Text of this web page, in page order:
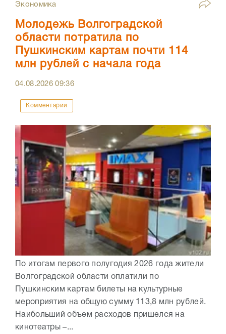
Экономика
Молодежь Волгоградской
области потратила по
Пушкинским картам почти 114
млн рублей с начала года
04.08.202609:36
Комментарии
По итогам первого полугодия 2026 года жители
Волгоградской области оплатили по
Пушкинским картам билеты на культурные
мероприятия на общую сумму 113,8 млн рублей.
Наибольший объем расходов пришелся на
кинотеатры –...